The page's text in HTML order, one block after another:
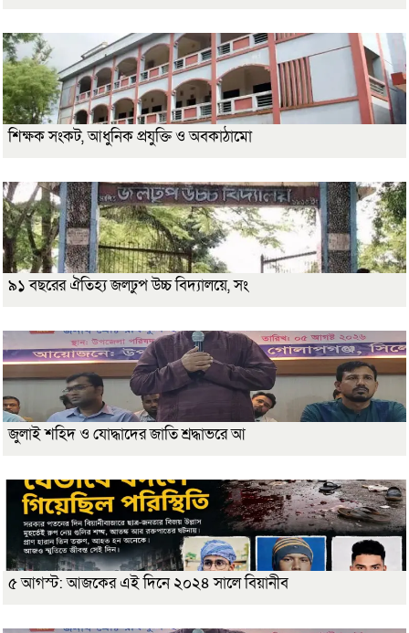
শিক্ষক সংকট, আধুনিক প্রযুক্তি ও অবকাঠামো
৯১ বছরের ঐতিহ্য জলঢুপ উচ্চ বিদ্যালয়ে, সং
জুলাই শহিদ ও যোদ্ধাদের জাতি শ্রদ্ধাভরে আ
৫ আগস্ট: আজকের এই দিনে ২০২৪ সালে বিয়ানীব